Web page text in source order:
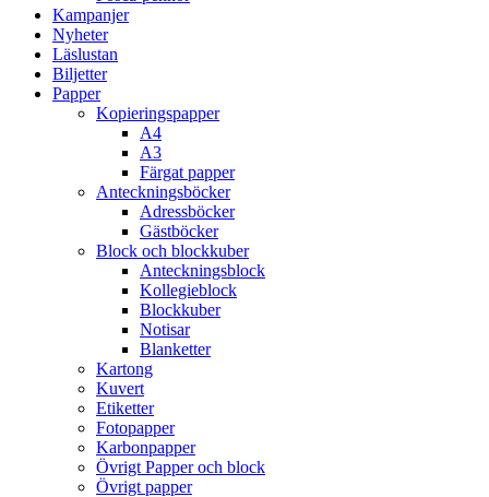
Kampanjer
Nyheter
Läslustan
Biljetter
Papper
Kopieringspapper
A4
A3
Färgat papper
Anteckningsböcker
Adressböcker
Gästböcker
Block och blockkuber
Anteckningsblock
Kollegieblock
Blockkuber
Notisar
Blanketter
Kartong
Kuvert
Etiketter
Fotopapper
Karbonpapper
Övrigt Papper och block
Övrigt papper